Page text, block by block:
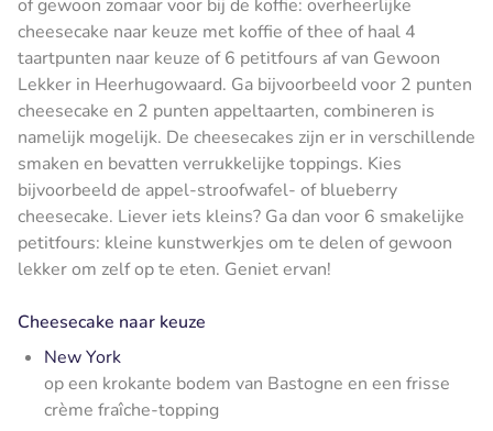
of gewoon zomaar voor bij de koffie: overheerlijke
cheesecake naar keuze met koffie of thee of haal 4
taartpunten naar keuze of 6 petitfours af van Gewoon
Lekker in Heerhugowaard. Ga bijvoorbeeld voor 2 punten
cheesecake en 2 punten appeltaarten, combineren is
namelijk mogelijk. De cheesecakes zijn er in verschillende
smaken en bevatten verrukkelijke toppings. Kies
bijvoorbeeld de appel-stroofwafel- of blueberry
cheesecake. Liever iets kleins? Ga dan voor 6 smakelijke
petitfours: kleine kunstwerkjes om te delen of gewoon
lekker om zelf op te eten. Geniet ervan!
Cheesecake naar keuze
New York
op een krokante bodem van Bastogne en een frisse
crème fraîche-topping